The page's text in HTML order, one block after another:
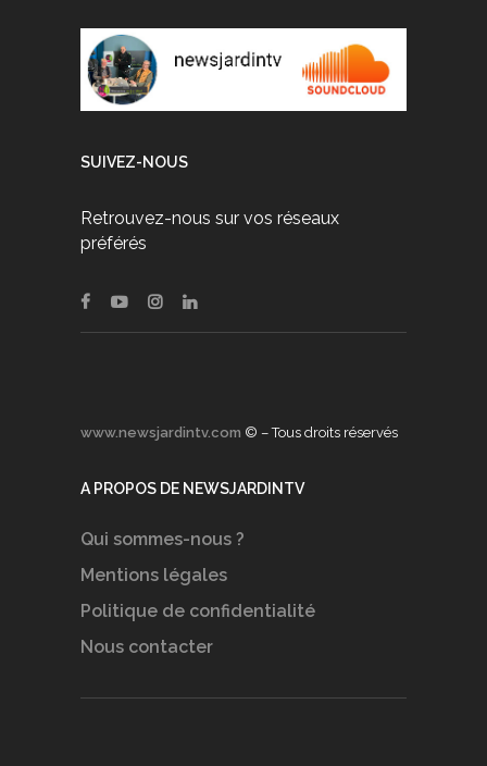
SUIVEZ-NOUS
Retrouvez-nous sur vos réseaux
préférés
www.newsjardintv.com © – Tous droits réservés
A PROPOS DE NEWSJARDINTV
Qui sommes-nous ?
Mentions légales
Politique de confidentialité
Nous contacter